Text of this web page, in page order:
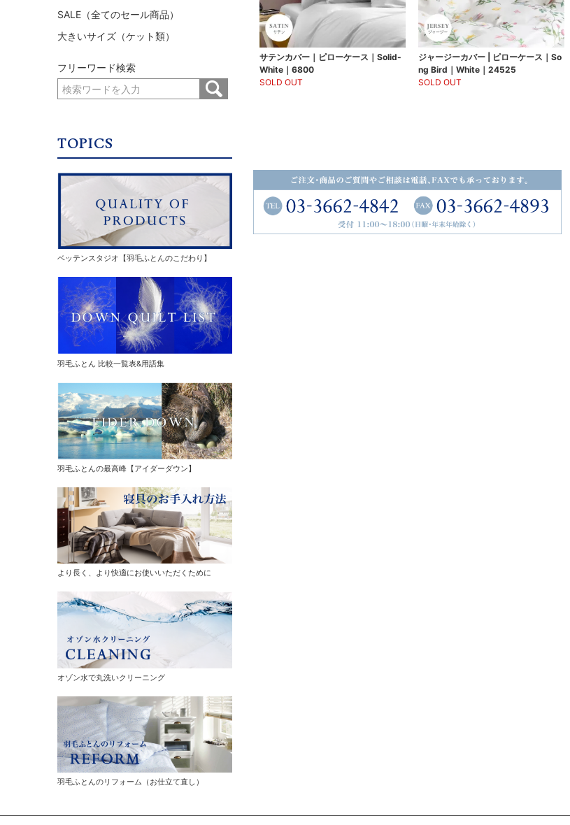
サテンカバー｜ピローケース｜Solid-
White｜6800
SOLD OUT
ジャージーカバー | ピローケース｜So
ng Bird｜White｜24525
SOLD OUT
SALE（全てのセール商品）
大きいサイズ（ケット類）
フリーワード検索
TOPICS
ベッテンスタジオ【羽毛ふとんのこだわり】
羽毛ふとん 比較一覧表&用語集
羽毛ふとんの最高峰【アイダーダウン】
より長く、より快適にお使いいただくために
オゾン水で丸洗いクリーニング
羽毛ふとんのリフォーム（お仕立て直し）